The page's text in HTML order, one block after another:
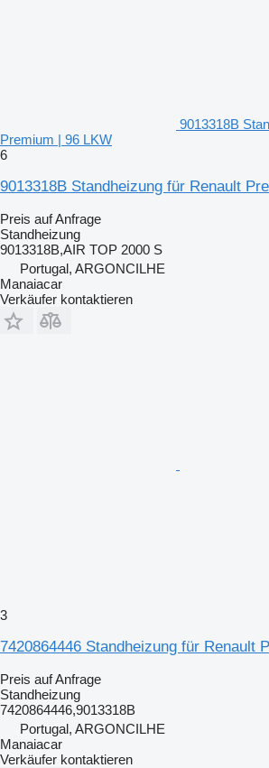
9013318B
Premium | 96 LKW
6
9013318B Standheizung für Renault
Preis auf Anfrage
Standheizung
9013318B,AIR TOP 2000 S
Portugal, ARGONCILHE
Manaiacar
Verkäufer kontaktieren
3
7420864446 Standheizung für Renault
Preis auf Anfrage
Standheizung
7420864446,9013318B
Portugal, ARGONCILHE
Manaiacar
Verkäufer kontaktieren